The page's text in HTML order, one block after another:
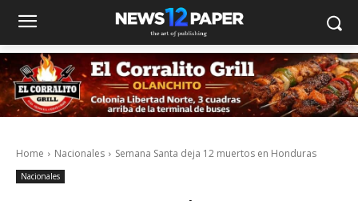
Home Nacionales Semana Santa deja 12 muertos en Honduras
Nacionales